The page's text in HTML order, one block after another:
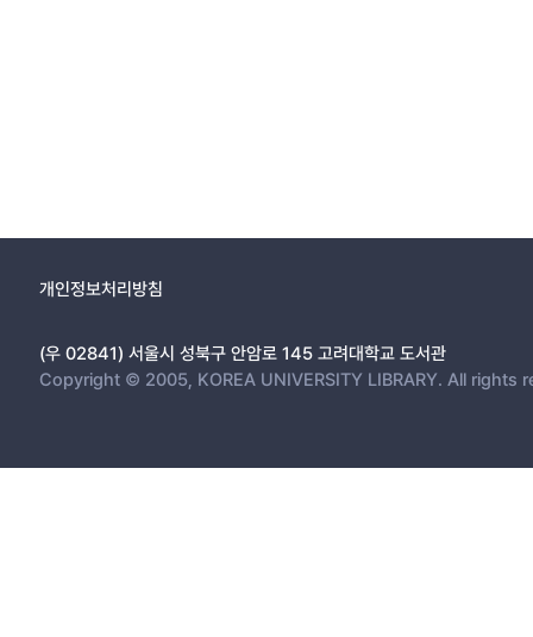
개인정보처리방침
(우 02841) 서울시 성북구 안암로 145 고려대학교 도서관
Copyright © 2005, KOREA UNIVERSITY LIBRARY. All rights